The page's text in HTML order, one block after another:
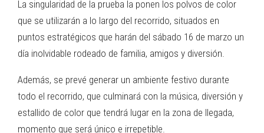
La singularidad de la prueba la ponen los polvos de color
que se utilizarán a lo largo del recorrido, situados en
puntos estratégicos que harán del sábado 16 de marzo un
día inolvidable rodeado de familia, amigos y diversión.
Además, se prevé generar un ambiente festivo durante
todo el recorrido, que culminará con la música, diversión y
estallido de color que tendrá lugar en la zona de llegada,
momento que será único e irrepetible.